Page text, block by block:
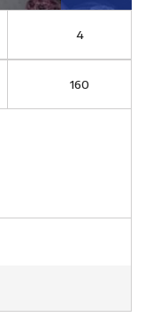
4
160